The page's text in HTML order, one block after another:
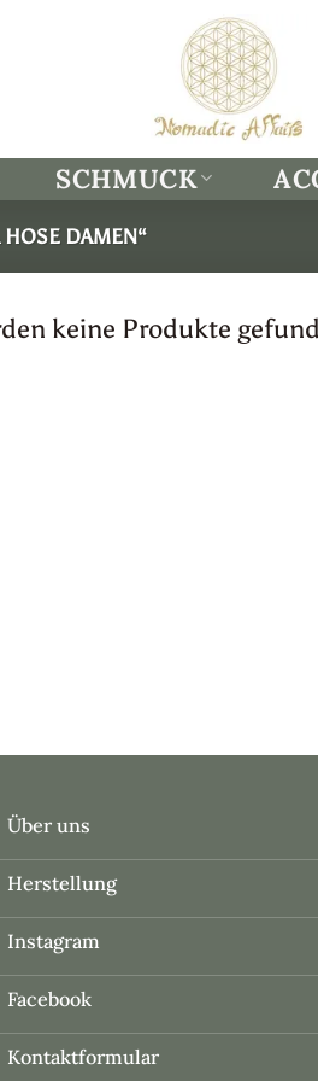
SCHMUCK
HOSE DAMEN“
keine Produkte
Über uns
Herstellung
Instagram
Facebook
Kontaktformular